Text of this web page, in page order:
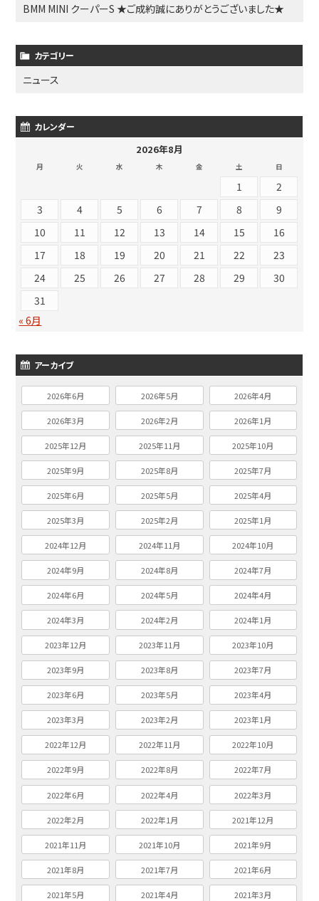
BMM MINI クーパーS ★ご成約誠にありがとうございました★
カテゴリー
ニュース
カレンダー
2026年8月
月 火 水 木 金 土 日
1
2
3
4 5 6 7 8
9
10
11 12 13 14 15
16
17
18 19 20 21 22
23
24
25 26 27 28 29
30
31
« 6月
アーカイブ
2026年6月 2026年5月 2026年4月
2026年3月 2026年2月 2026年1月
2025年12月 2025年11月 2025年10月
2025年9月 2025年8月 2025年7月
2025年6月 2025年5月 2025年4月
2025年3月 2025年2月 2025年1月
2024年12月 2024年11月 2024年10月
2024年9月 2024年8月 2024年7月
2024年6月 2024年5月 2024年4月
2024年3月 2024年2月 2024年1月
2023年12月 2023年11月 2023年10月
2023年9月 2023年8月 2023年7月
2023年6月 2023年5月 2023年4月
2023年3月 2023年2月 2023年1月
2022年12月 2022年11月 2022年10月
2022年9月 2022年8月 2022年7月
2022年6月 2022年4月 2022年3月
2022年2月 2022年1月 2021年12月
2021年11月 2021年10月 2021年9月
2021年8月 2021年7月 2021年6月
2021年5月 2021年4月 2021年3月